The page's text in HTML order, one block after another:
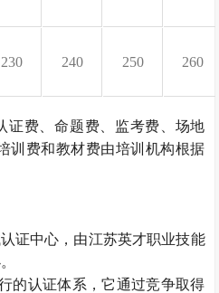
230 240 250 260
证费、命题费、监考费、场地
训费和教材费由培训机构根据
证中心，由江苏英才职业技能
的认证体系，它通过竞争取得